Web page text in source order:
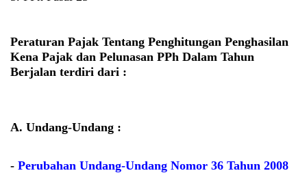
Peraturan Pajak Tentang Penghitungan Penghasilan
Kena Pajak dan Pelunasan PPh Dalam Tahun
Berjalan terdiri dari :
A. Undang-Undang :
- Perubahan Undang-Undang Nomor 36 Tahun 2008